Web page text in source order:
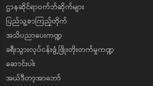
ဌာနဆိုင်ရာဝက်ဘ်ဆိုက်များ
ပြည်သူ့စာကြည့်တိုက်
အသိပညာပေးကဏ္ဍ
ခရီးသွားလုပ်ငန်းဖွံ့ဖြိုးတိုးတက်မှုကဏ္ဍ
ဆောင်းပါး
အယ်ဒီတာ့အာဘော်